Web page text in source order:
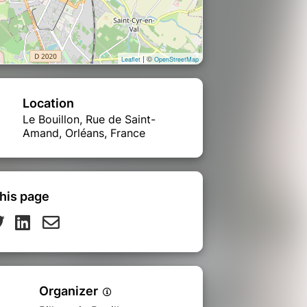
Leaflet| © OpenStreetMap
Location
Le Bouillon, Rue de Saint-
Amand, Orléans, France
page
Organizer